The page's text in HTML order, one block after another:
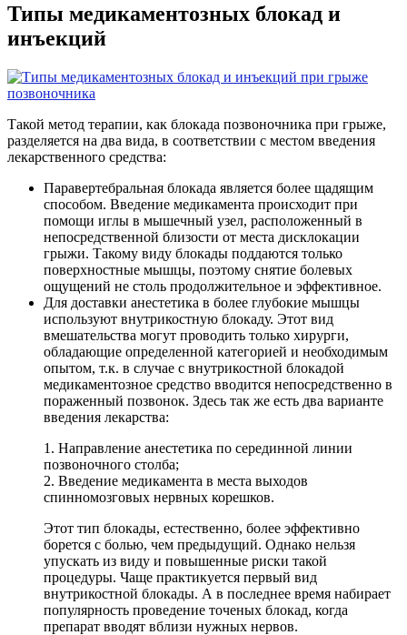
Типы медикаментозных блокад и
инъекций
Такой метод терапии, как блокада позвоночника при грыже,
разделяется на два вида, в соответствии с местом введения
лекарственного средства:
Паравертебральная блокада является более щадящим
способом. Введение медикамента происходит при
помощи иглы в мышечный узел, расположенный в
непосредственной близости от места дисклокации
грыжи. Такому виду блокады поддаются только
поверхностные мышцы, поэтому снятие болевых
ощущений не столь продолжительное и эффективное.
Для доставки анестетика в более глубокие мышцы
используют внутрикостную блокаду. Этот вид
вмешательства могут проводить только хирурги,
обладающие определенной категорией и необходимым
опытом, т.к. в случае с внутрикостной блокадой
медикаментозное средство вводится непосредственно в
пораженный позвонок. Здесь так же есть два варианте
введения лекарства:
1. Направление анестетика по серединной линии
позвоночного столба;
2. Введение медикамента в места выходов
спинномозговых нервных корешков.
Этот тип блокады, естественно, более эффективно
борется с болью, чем предыдущий. Однако нельзя
упускать из виду и повышенные риски такой
процедуры. Чаще практикуется первый вид
внутрикостной блокады. А в последнее время набирает
популярность проведение точеных блокад, когда
препарат вводят вблизи нужных нервов.